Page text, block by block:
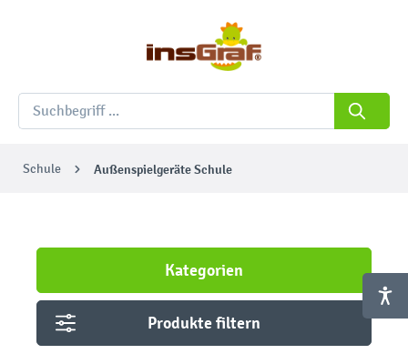
Schule Außenspielgeräte Schule
Kategorien
Produkte filtern